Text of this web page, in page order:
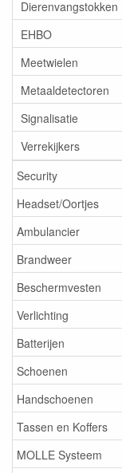
Dierenvangstokken
EHBO
Meetwielen
Metaaldetectoren
Signalisatie
Verrekijkers
Security
Headset/Oortjes
Ambulancier
Brandweer
Beschermvesten
Verlichting
Batterijen
Schoenen
Handschoenen
Tassen en Koffers
MOLLE Systeem